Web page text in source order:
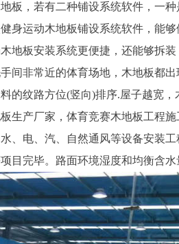
板，若有二种铺设系统软件，一
身运动木地板铺设系统软件，能
地板安装系统更便捷，还能够拆装
间非常近的体育场地，木地板都
的纹路方位(竖向)排序.屋子越宽
生产厂家，体育竞赛木地板工程
、电、汽、自然通风等设备安装工
目完毕。路面环境湿度和均衡含水